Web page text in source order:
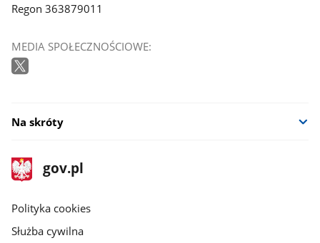
Regon 363879011
MEDIA SPOŁECZNOŚCIOWE:
Na skróty
stopka
gov.pl
Strona
gov.pl
gov.pl
Polityka cookies
Służba cywilna